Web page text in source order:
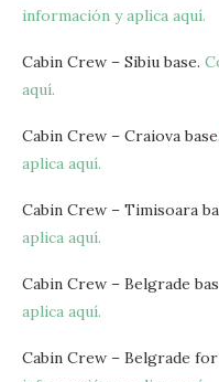
información y aplica aquí.
Cabin Crew – Sibiu base.
aquí.
Cabin Crew – Craiova base.
aplica aquí.
Cabin Crew – Timisoara
aplica aquí.
Cabin Crew – Belgrade
aplica aquí.
Cabin Crew – Belgrade for